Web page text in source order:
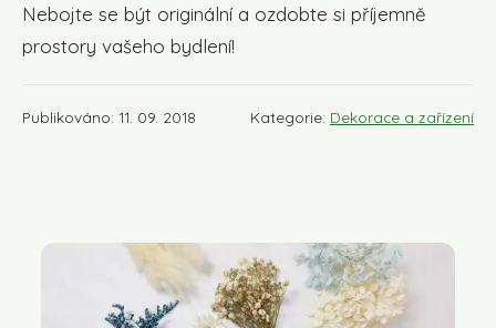
Nebojte se být originální a ozdobte si příjemně
prostory vašeho bydlení!
Publikováno: 11. 09. 2018 Kategorie: Dekorace a zařízení